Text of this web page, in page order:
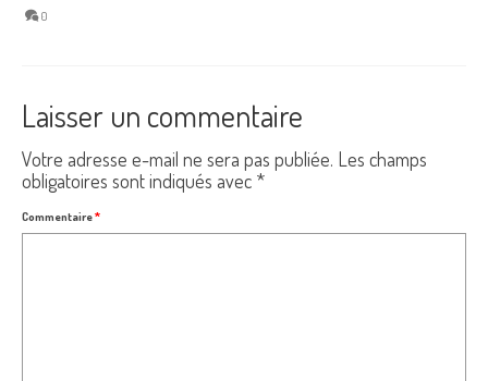
0
Laisser un commentaire
Votre adresse e-mail ne sera pas publiée. Les champs
obligatoires sont indiqués avec *
Commentaire*